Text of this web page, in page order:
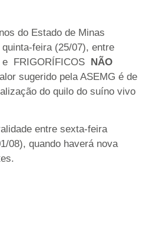
do Estado de Minas
feira (25/07), entre
e FRIGORÍFICOS NÃO
sugerido pela ASEMG é de
do quilo do suíno vivo
entre sexta-feira
08), quando haverá nova